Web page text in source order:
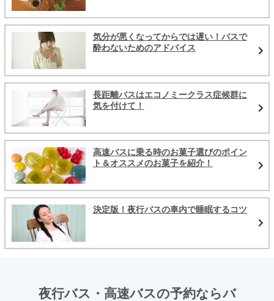
気分が悪くなってからでは遅い！バスで
酔わないためのアドバイス
長距離バスはエコノミークラス症候群に
気を付けて！
高速バスに乗る時のお菓子選びのポイン
ト＆オススメのお菓子を紹介！
決定版！夜行バスの車内で睡眠するコツ
夜行バス・高速バスの予約ならバ